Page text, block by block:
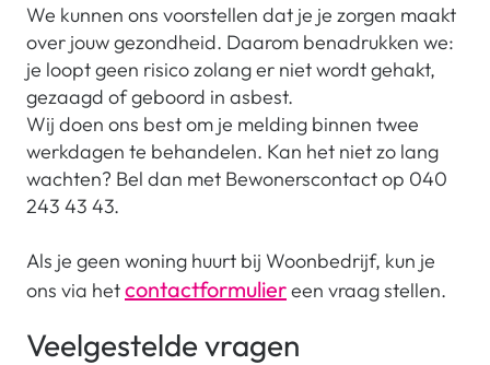
We kunnen ons voorstellen dat je je zorgen maakt
over jouw gezondheid. Daarom benadrukken we:
je loopt geen risico zolang er niet wordt gehakt,
gezaagd of geboord in asbest.
Wij doen ons best om je melding binnen twee
werkdagen te behandelen. Kan het niet zo lang
wachten? Bel dan met Bewonerscontact op 040
243 43 43.
Als je geen woning huurt bij Woonbedrijf, kun je
ons via hetcontactformuliereen vraag stellen.
Veelgestelde vragen